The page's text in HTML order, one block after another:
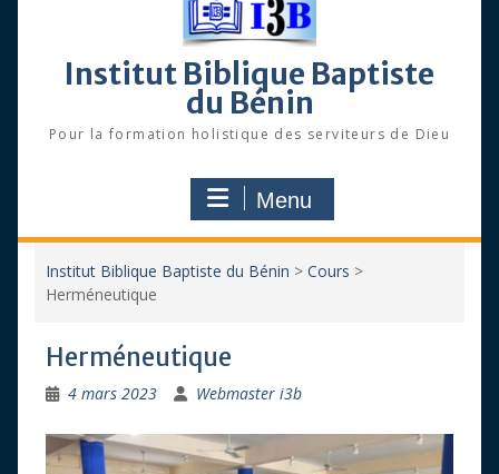
Institut Biblique Baptiste
du Bénin
Pour la formation holistique des serviteurs de Dieu
Menu
Institut Biblique Baptiste du Bénin > Cours >
Herméneutique
Herméneutique
4 mars 2023 Webmaster i3b